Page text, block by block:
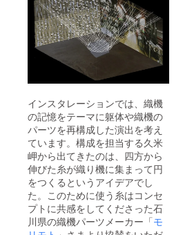
インスタレーションでは、織機
の記憶をテーマに躯体や織機の
パーツを再構成した演出を考え
ています。構成を担当する久米
岬から出てきたのは、四方から
伸びた糸が織り機に集まって円
をつくるというアイデアでし
た。このために使う糸はコンセ
プトに共感をしてくださった石
川県の織機パーツメーカー「モ